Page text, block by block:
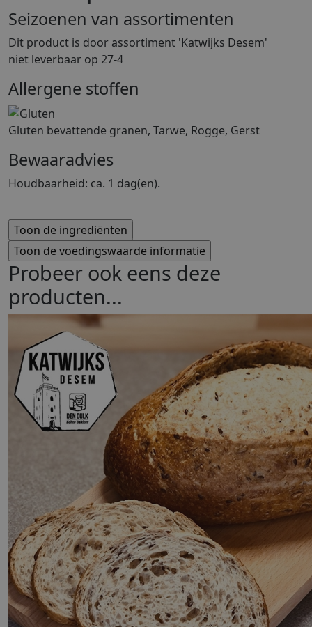
Seizoenen van assortimenten
Dit product is door assortiment 'Katwijks Desem'
niet leverbaar op 27-4
Allergene stoffen
Gluten bevattende granen, Tarwe, Rogge, Gerst
Bewaaradvies
Houdbaarheid: ca. 1 dag(en).
Probeer ook eens deze
producten...